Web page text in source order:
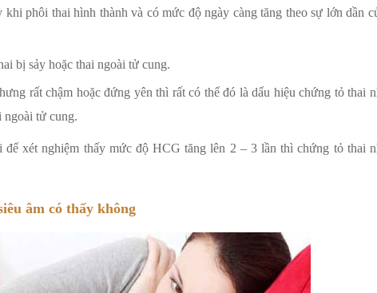
khi phôi thai hình thành và có mức độ ngày càng tăng theo sự lớn dần
bị sảy hoặc thai ngoài tử cung.
rất chậm hoặc đứng yên thì rất có thể đó là dấu hiệu chứng tỏ thai
ngoài tử cung.
xét nghiệm thấy mức độ HCG tăng lên 2 – 3 lần thì chứng tỏ thai
âm có thấy không